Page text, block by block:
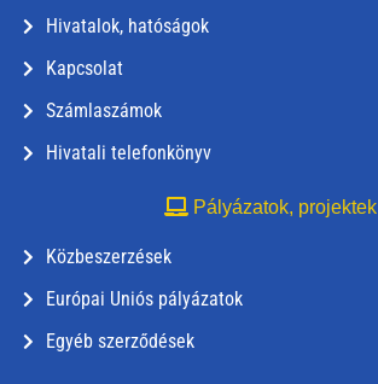
Hivatalok, hatóságok
Kapcsolat
Számlaszámok
Hivatali telefonkönyv
Pályázatok, projektek
Közbeszerzések
Európai Uniós pályázatok
Egyéb szerződések